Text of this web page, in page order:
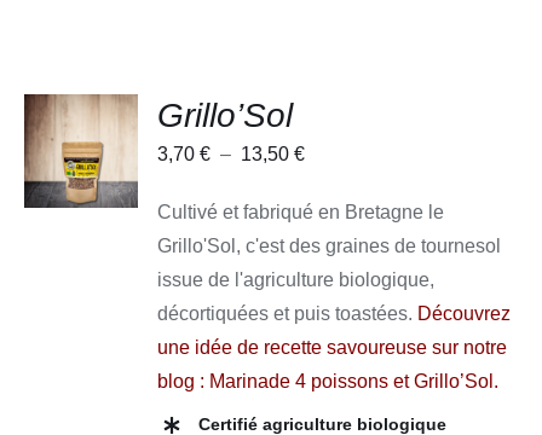
CHOIX
DES
OPTIONS
CE
PRODUIT
PLUSIEURS
/
DÉTAILS
Grillo’Sol
3,70€ – 13,50€Plage
prix :
3,70 €
à
13,50 €
Cultivé et fabriqué en Bretagne le
Grillo'Sol, c'est des graines de tournesol
issue de l'agriculture biologique,
décortiquées et puis toastées. Découvrez
une idée de recette savoureuse sur notre
blog : Marinade 4 poissons et Grillo’Sol .
Certifié agriculture biologique